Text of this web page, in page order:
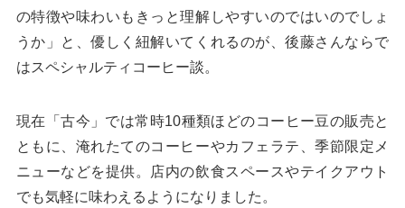
の特徴や味わいもきっと理解しやすいのではいのでしょ
うか」と、優しく紐解いてくれるのが、後藤さんならで
はスペシャルティコーヒー談。
現在「古今」では常時10種類ほどのコーヒー豆の販売と
ともに、淹れたてのコーヒーやカフェラテ、季節限定メ
ニューなどを提供。店内の飲食スペースやテイクアウト
でも気軽に味わえるようになりました。